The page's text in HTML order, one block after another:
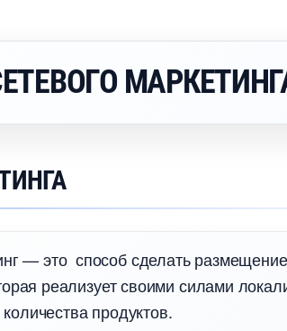
— это способ сделать
реализует своими силами
продуктов.